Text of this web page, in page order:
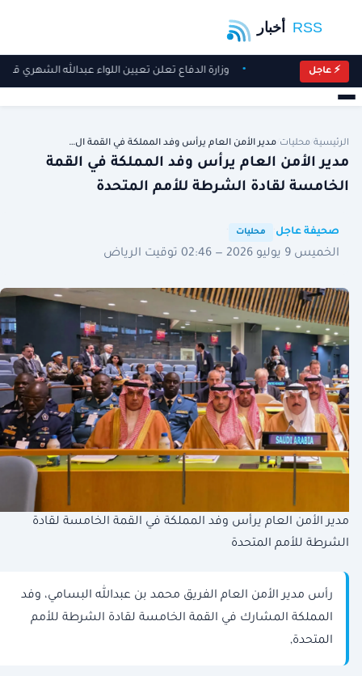
⚡ عاجل وزارة الدفاع تعلن تعيين اللواء عبدالله الشهري
الرئيسية محليات مدير الأمن العام يرأس وفد المملكة في القمة ال…
مدير الأمن العام يرأس وفد المملكة في القمة
الخامسة لقادة الشرطة للأمم المتحدة
صحيفة عاجل محليات
الخميس 9 يوليو 2026 — 02:46 توقيت الرياض
مدير الأمن العام يرأس وفد المملكة في القمة الخامسة لقادة
الشرطة للأمم المتحدة
رأس مدير الأمن العام الفريق محمد بن عبدالله البسامي، وفد
المملكة المشارك في القمة الخامسة لقادة الشرطة للأمم
المتحدة,